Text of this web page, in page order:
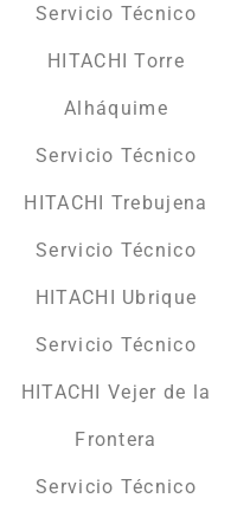
Servicio Técnico
HITACHI Torre
Alháquime
Servicio Técnico
HITACHI Trebujena
Servicio Técnico
HITACHI Ubrique
Servicio Técnico
HITACHI Vejer de la
Frontera
Servicio Técnico